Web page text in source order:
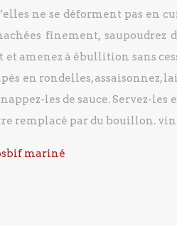
ne se déforment pas en
finement,
amenez à ébullition sans
en rondelles, assaisonnez,
les de sauce.Servez-les
remplacé par du bouillon. vin
mariné